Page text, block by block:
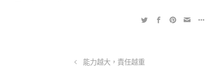
能力越大，責任越重